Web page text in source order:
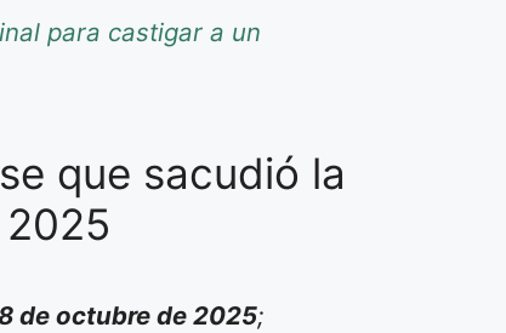
para castigar a un
que sacudió la
de octubre de 2025;